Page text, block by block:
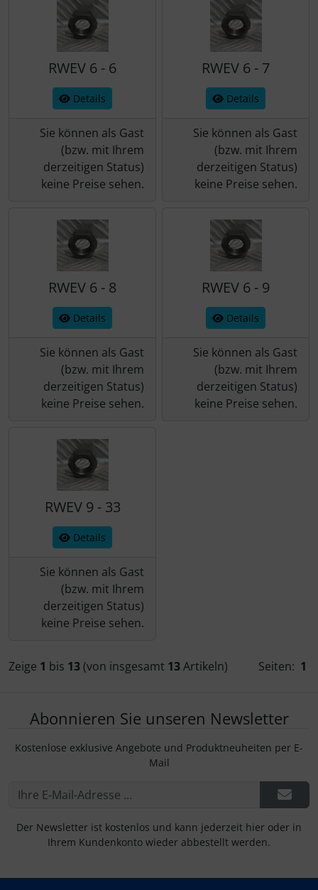
RWEV 6 - 6
Details
Sie können als Gast
(bzw. mit Ihrem
derzeitigen Status)
keine Preise sehen.
RWEV 6 - 7
Details
Sie können als Gast
(bzw. mit Ihrem
derzeitigen Status)
keine Preise sehen.
RWEV 6 - 8
Details
Sie können als Gast
(bzw. mit Ihrem
derzeitigen Status)
keine Preise sehen.
RWEV 6 - 9
Details
Sie können als Gast
(bzw. mit Ihrem
derzeitigen Status)
keine Preise sehen.
RWEV 9 - 33
Details
Sie können als Gast
(bzw. mit Ihrem
derzeitigen Status)
keine Preise sehen.
Zeige 1 bis 13 (von insgesamt 13Artikeln) Seiten: 1
Abonnieren Sie unseren Newsletter
Kostenlose exklusive Angebote und Produktneuheiten per E-
Mail
Der Newsletter ist kostenlos und kann jederzeit hier oder in
Ihrem Kundenkonto wieder abbestellt werden.